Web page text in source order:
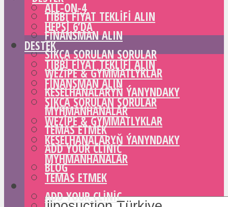
TIBBI FIYAT TEKLIFI ALIN
FINANSMAN ALIN
SIKÇA SORULAN SORULAR
WEZIPE & GYMMATLYKLAR
KESELHANALARYŇ ÝANYNDAKY
MYHMANHANALAR
TEMAS ETMEK
ADD YOUR CLINIC
BLOG
ALL-ON-4
HEPSI 6’DA
DESTEK
TIBBI FIYAT TEKLIFI ALIN
FINANSMAN ALIN
SIKÇA SORULAN SORULAR
WEZIPE & GYMMATLYKLAR
KESELHANALARYŇ ÝANYNDAKY
MYHMANHANALAR
TEMAS ETMEK
ADD YOUR CLINIC